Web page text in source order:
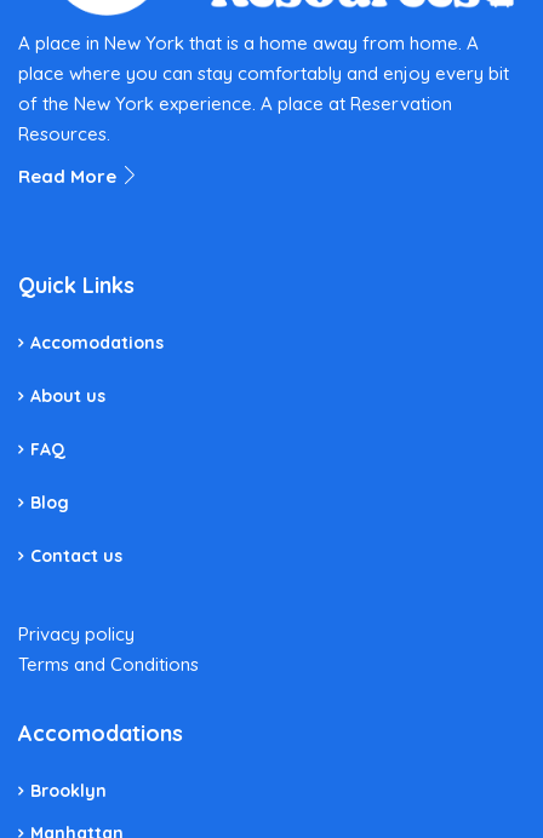
A place in New York that is a home away from home. A
place where you can stay comfortably and enjoy every bit
of the New York experience. A place at Reservation
Resources.
Read More
Quick Links
Accomodations
About us
FAQ
Blog
Contact us
Privacy policy
Terms and Conditions
Accomodations
Brooklyn
Manhattan